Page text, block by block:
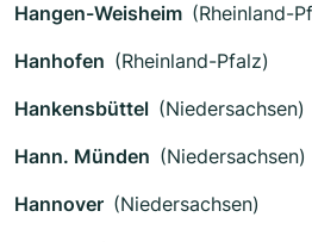
Hangen-Weisheim (Rheinland-
Hanhofen (Rheinland-Pfalz)
Hankensbüttel (Niedersachsen)
Hann. Münden (Niedersachsen)
Hannover (Niedersachsen)